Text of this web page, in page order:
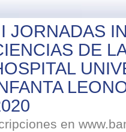
JORNADAS
DE
en